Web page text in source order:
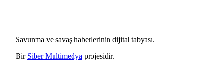
Savunma ve savaş haberlerinin dijital tabyası.
Bir Siber Multimedya projesidir.